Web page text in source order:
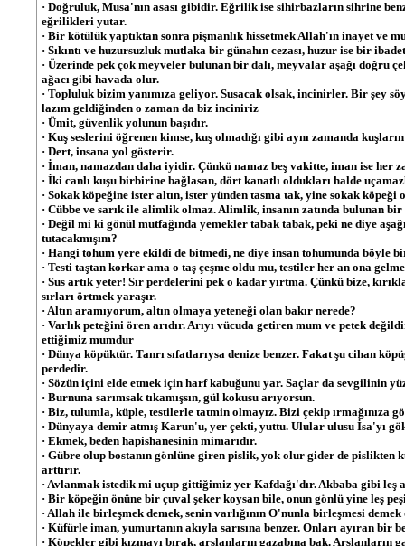
· Doğruluk, Musa'nın asası gibidir. Eğrilik ise sihirbazların sihrine
eğrilikleri yutar.
· Bir kötülük yaptıktan sonra pişmanlık hissetmek Allah'ın inayet ve
· Sıkıntı ve huzursuzluk mutlaka bir günahın cezası, huzur ise bir
· Üzerinde pek çok meyveler bulunan bir dalı, meyvalar aşağı doğru
ağacı gibi havada olur.
· Topluluk bizim yanımıza geliyor. Susacak olsak, incinirler. Bir şey
lazım geldiğinden o zaman da biz inciniriz
· Ümit, güvenlik yolunun başıdır.
· Kuş seslerini öğrenen kimse, kuş olmadığı gibi aynı zamanda kuşların
· Dert, insana yol gösterir.
· İman, namazdan daha iyidir. Çünkü namaz beş vakitte, iman ise her
· İki canlı kuşu birbirine bağlasan, dört kanatlı oldukları halde
· Sokak köpeğine ister altın, ister yünden tasma tak, yine sokak
· Cübbe ve sarık ile alimlik olmaz. Alimlik, insanın zatında bulunan
· Değil mi ki gönül mutfağında yemekler tabak tabak, peki ne diye
tutacakmışım?
· Hangi tohum yere ekildi de bitmedi, ne diye insan tohumunda böyle
· Testi taştan korkar ama o taş çeşme oldu mu, testiler her an ona
· Sus artık yeter! Sır perdelerini pek o kadar yırtma. Çünkü bize,
sırları örtmek yaraşır.
· Altın aramıyorum, altın olmaya yeteneği olan bakır nerede?
· Varlık peteğini ören arıdır. Arıyı vücuda getiren mum ve petek
ettiğimiz mumdur
· Dünya köpüktür. Tanrı sıfatlarıysa denize benzer. Fakat şu cihan
perdedir.
· Sözün içini elde etmek için harf kabuğunu yar. Saçlar da sevgilinin
· Burnuna sarımsak tıkamışsın, gül kokusu arıyorsun.
· Biz, tulumla, küple, testilerle tatmin olmayız. Bizi çekip ırmağınıza
· Dünyaya demir atmış Karun'u, yer çekti, yuttu. Ulular ulusu İsa'yı
· Ekmek, beden hapishanesinin mimarıdır.
· Gübre olup bostanın gönlüne giren pislik, yok olur gider de
arttırır.
· Avlanmak istedik mi uçup gittiğimiz yer Kafdağı'dır. Akbaba gibi leş
· Bir köpeğin önüne bir çuval şeker koysan bile, onun gönlü yine leş
· Allah ile birleşmek demek, senin varlığının O'nunla birleşmesi
· Küfürle iman, yumurtanın akıyla sarısına benzer. Onları ayıran bir
· Köpekler gibi kızmayı bırak, arslanların gazabına bak. Arslanların